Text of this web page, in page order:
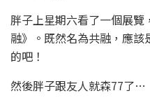
胖子上星期六看了一個展
融》。既然名為共融，應
的吧！
然後胖子跟友人就森77了…